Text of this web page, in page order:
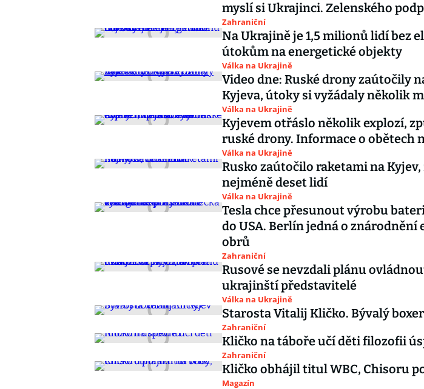
myslí si Ukrajinci. Zelenského
Zahraniční
Na Ukrajině je 1,5 milionů lidí bez
útokům na energetické objekty
Válka na Ukrajině
Video dne: Ruské drony zaútočily
Kyjeva, útoky si vyžádaly několik
Válka na Ukrajině
Kyjevem otřáslo několik explozí,
ruské drony. Informace o obětech
Válka na Ukrajině
Rusko zaútočilo raketami na
nejméně deset lidí
Válka na Ukrajině
Tesla chce přesunout výrobu
do USA. Berlín jedná o znárodnění
obrů
Zahraniční
Rusové se nevzdali plánu
ukrajinští představitelé
Válka na Ukrajině
Starosta Vitalij Kličko. Bývalý
Zahraniční
Kličko na táboře učí děti filozofii
Zahraniční
Kličko obhájil titul WBC, Chisoru
Magazín